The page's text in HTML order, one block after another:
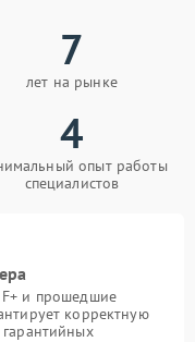
7
лет на рынке
4
опыт работы
специалистов
F+ и прошедшие
корректную